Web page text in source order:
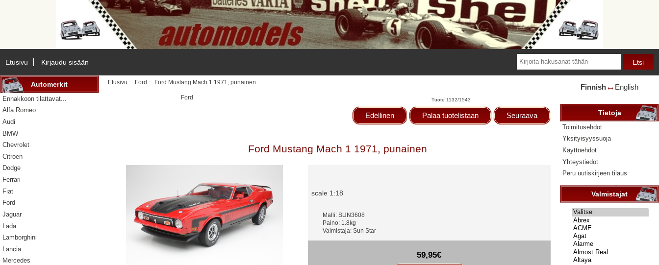
Etusivu Kirjaudu sisään
Automerkit
Ennakkoon tilattavat...
Alfa Romeo
Audi
BMW
Chevrolet
Citroen
Dodge
Ferrari
Fiat
Ford
Jaguar
Lada
Lamborghini
Lancia
Mercedes
Etusivu :: Ford :: Ford Mustang Mach 1 1971, punainen
Ford Tuote 1132/1543
Edellinen Palaa tuotelistaan Seuraava
Ford Mustang Mach 1 1971, punainen
scale 1:18
Malli: SUN3608
Paino: 1.8kg
Valmistaja: Sun Star
59,95€
Finnish 🡘 English
Tietoja
Toimitusehdot
Yksityisyyssuoja
Käyttöehdot
Yhteystiedot
Peru uutiskirjeen tilaus
Valmistajat
Valitse
...